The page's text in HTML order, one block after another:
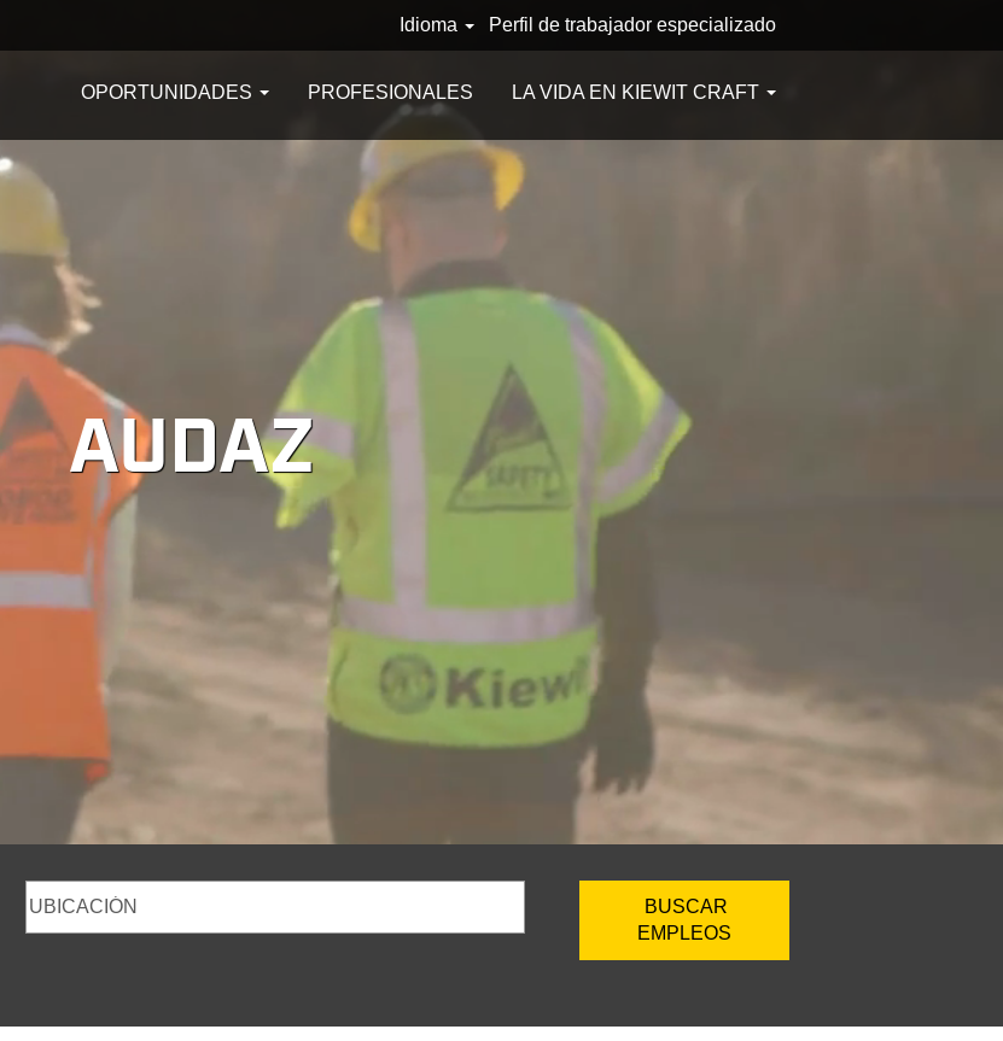
Idioma Perfil de trabajador especializado
OPORTUNIDADES PROFESIONALES LA VIDA EN KIEWIT CRAFT
AUDAZ